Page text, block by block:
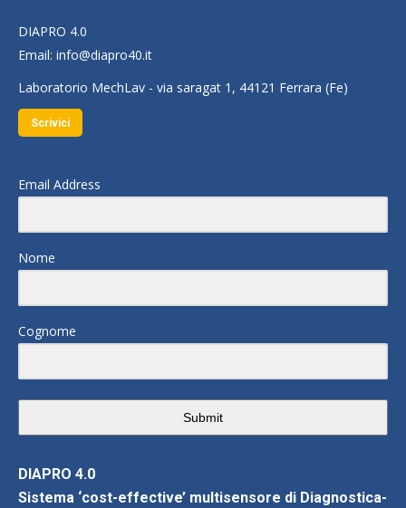
DIAPRO 4.0
Email: info@diapro40.it
Laboratorio MechLav - via saragat 1, 44121 Ferrara (Fe)
Scrivici
Email Address
Nome
Cognome
Submit
DIAPRO 4.0
Sistema ‘cost-effective’ multisensore di Diagnostica-